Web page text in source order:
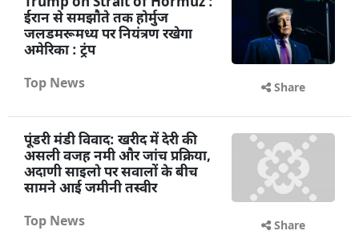
ईरान से समझौते तक होर्मुज
जलडमरूमध्य पर नियंत्रण रखेगा
अमेरिका : ट्रंप
Top News Share
पूंडरी मंडी विवाद: खरीद में देरी की
असली वजह नमी और जांच प्रक्रिया,
अदाणी साइलो पर सवालों के बीच
सामने आई जमीनी तस्वीर
Top News Share